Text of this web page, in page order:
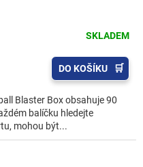
SKLADEM
DO KOŠÍKU
Blaster Box obsahuje 90
balíčku hledejte
mohou být...